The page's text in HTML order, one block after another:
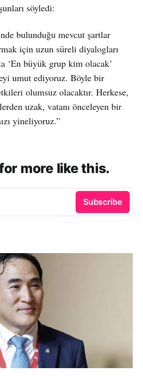
söyledi:
bulunduğu mevcut şartlar
için uzun süreli diyalogları
‘En büyük grup kim olacak’
umut ediyoruz. Böyle bir
olumsuz olacaktır. Herkese,
uzak, vatanı önceleyen bir
yineliyoruz.”
more like this.
Subscribe